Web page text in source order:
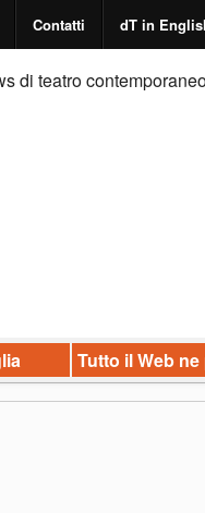
Contatti dT in
di teatro
Tutto il Web ne